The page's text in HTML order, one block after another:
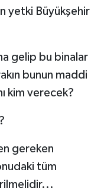
yetki Büyükşehir
gelip bu binalar
bunun maddi
kim verecek?
gereken
tüm